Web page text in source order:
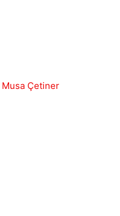
Musa Çetiner